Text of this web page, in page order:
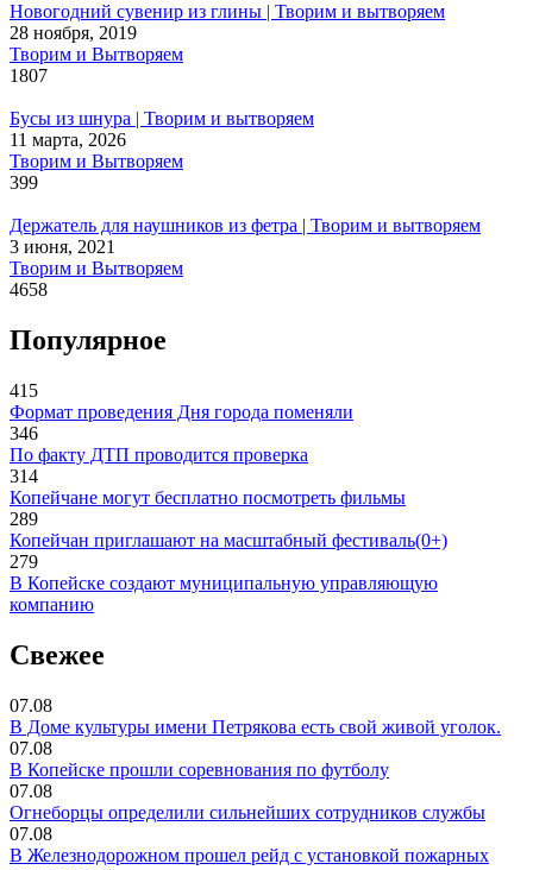
Новогодний сувенир из глины | Творим и вытворяем
28 ноября, 2019
Творим и Вытворяем
1807
Бусы из шнура | Творим и вытворяем
11 марта, 2026
Творим и Вытворяем
399
Держатель для наушников из фетра | Творим и вытворяем
3 июня, 2021
Творим и Вытворяем
4658
Популярное
415
Формат проведения Дня города поменяли
346
По факту ДТП проводится проверка
314
Копейчане могут бесплатно посмотреть фильмы
289
Копейчан приглашают на масштабный фестиваль(0+)
279
В Копейске создают муниципальную управляющую
компанию
Свежее
07.08
В Доме культуры имени Петрякова есть свой живой уголок.
07.08
В Копейске прошли соревнования по футболу
07.08
Огнеборцы определили сильнейших сотрудников службы
07.08
В Железнодорожном прошел рейд с установкой пожарных